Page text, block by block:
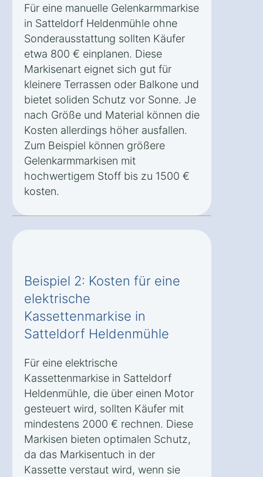
Für eine manuelle Gelenkarmmarkise
in Satteldorf Heldenmühle ohne
Sonderausstattung sollten Käufer
etwa 800 € einplanen. Diese
Markisenart eignet sich gut für
kleinere Terrassen oder Balkone und
bietet soliden Schutz vor Sonne. Je
nach Größe und Material können die
Kosten allerdings höher ausfallen.
Zum Beispiel können größere
Gelenkarmmarkisen mit
hochwertigem Stoff bis zu 1500 €
kosten.
Beispiel 2: Kosten für eine
elektrische
Kassettenmarkise in
Satteldorf Heldenmühle
Für eine elektrische
Kassettenmarkise in Satteldorf
Heldenmühle, die über einen Motor
gesteuert wird, sollten Käufer mit
mindestens 2000 € rechnen. Diese
Markisen bieten optimalen Schutz,
da das Markisentuch in der
Kassette verstaut wird, wenn sie